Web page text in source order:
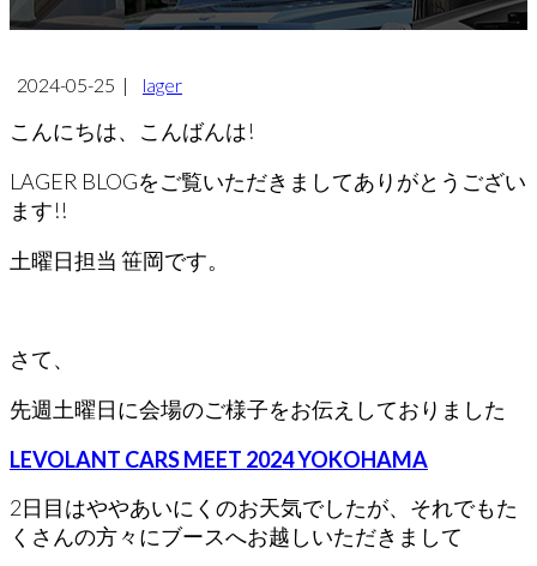
2024-05-25 | lager
こんにちは、こんばんは!
LAGER BLOGをご覧いただきましてありがとうござい
ます!!
土曜日担当 笹岡です。
さて、
先週土曜日に会場のご様子をお伝えしておりました
LEVOLANT CARS MEET 2024 YOKOHAMA
2日目はややあいにくのお天気でしたが、それでもた
くさんの方々にブースへお越しいただきまして